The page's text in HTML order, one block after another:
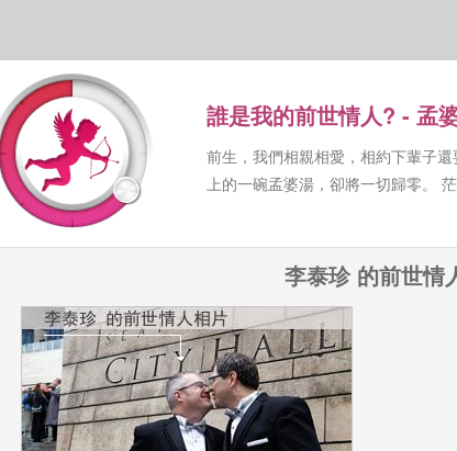
誰是我的前世情人? - 孟
前生，我們相親相愛，相約下輩子
上的一碗孟婆湯，卻將一切歸零。
李泰珍 的前世情